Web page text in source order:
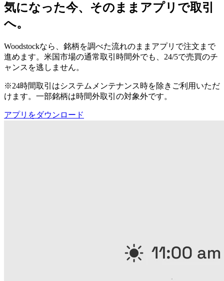
気になった今、そのままアプリで取引
へ。
Woodstockなら、銘柄を調べた流れのままアプリで注文まで
進めます。米国市場の通常取引時間外でも、24/5で売買のチ
ャンスを逃しません。
※24時間取引はシステムメンテナンス時を除きご利用いただ
けます。一部銘柄は時間外取引の対象外です。
アプリをダウンロード